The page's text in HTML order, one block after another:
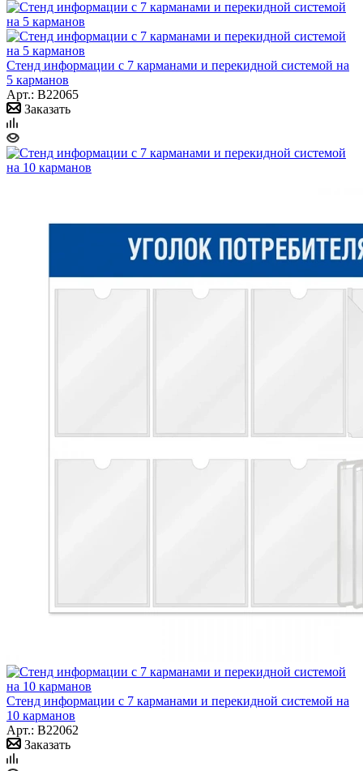
Стенд информации с 7 карманами и перекидной системой на
5 карманов
Арт.: B22065
Заказать
Стенд информации с 7 карманами и перекидной системой на
10 карманов
Арт.: B22062
Заказать